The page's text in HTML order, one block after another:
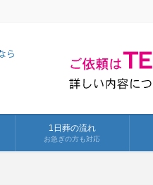
1日葬の流れ
お急ぎの方も対応